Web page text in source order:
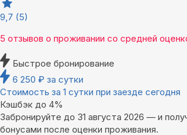
9,7 (5)
5 отзывов о проживании со средней
Быстрое бронирование
6 250 ₽ за сутки
Стоимость за 1 сутки при заезде сегодня
Кэшбэк до 4%
Забронируйте до 31 августа 2026 — и
бонусами после оценки проживания.